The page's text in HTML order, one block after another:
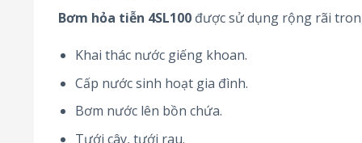
Bơm hỏa tiễn 4SL100 được sử dụng rộng rãi
Khai thác nước giếng khoan.
Cấp nước sinh hoạt gia đình.
Bơm nước lên bồn chứa.
Tưới cây, tưới rau.